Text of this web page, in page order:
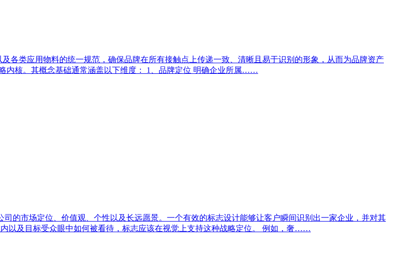
各类应用物料的统一规范，确保品牌在所有接触点上传递一致、清晰且易于识别的形象，从而为品牌资产
内核。其概念基础通常涵盖以下维度： 1、品牌定位 明确企业所属……
的市场定位、价值观、个性以及长远愿景。一个有效的标志设计能够让客户瞬间识别出一家企业，并对其
以及目标受众眼中如何被看待，标志应该在视觉上支持这种战略定位。 例如，奢……